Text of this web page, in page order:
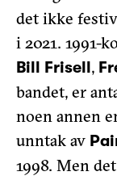
det ikke
i 2021. 1991-
Bill Frisell,
bandet, er
noen annen
unntak av
1998. Men